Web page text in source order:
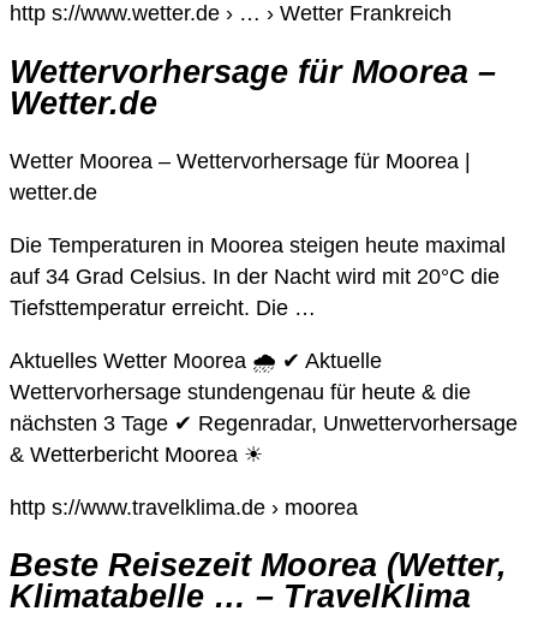
http s://www.wetter.de › … › Wetter Frankreich
Wettervorhersage für Moorea –
Wetter.de
Wetter Moorea – Wettervorhersage für Moorea |
wetter.de
Die Temperaturen in Moorea steigen heute maximal
auf 34 Grad Celsius. In der Nacht wird mit 20°C die
Tiefsttemperatur erreicht. Die …
Aktuelles Wetter Moorea 🌧️ ✔ Aktuelle
Wettervorhersage stundengenau für heute & die
nächsten 3 Tage ✔ Regenradar, Unwettervorhersage
& Wetterbericht Moorea ☀
http s://www.travelklima.de › moorea
Beste Reisezeit Moorea (Wetter,
Klimatabelle … – TravelKlima